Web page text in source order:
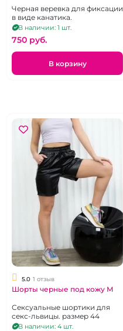
Черная веревка для фиксации
в виде канатика.
В наличии: 1 шт.
750 pуб.
В корзину
5.0 1 отзыв
Шорты черные под кожу М
Сексуальные шортики для
секс-львицы. размер 44
В наличии: 4 шт.